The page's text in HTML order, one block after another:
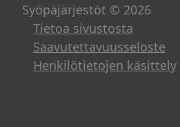
Syöpäjärjestöt © 2026
Tietoa sivustosta
Saavutettavuusseloste
Henkilötietojen käsittely